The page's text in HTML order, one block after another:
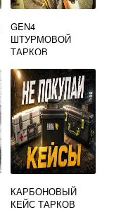
GEN4
ШТУРМОВОЙ
ТАРКОВ
КАРБОНОВЫЙ
КЕЙС ТАРКОВ